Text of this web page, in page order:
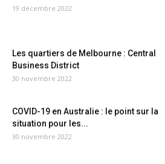
19 décembre 2022
Les quartiers de Melbourne : Central
Business District
30 novembre 2022
COVID-19 en Australie : le point sur la
situation pour les...
30 novembre 2022